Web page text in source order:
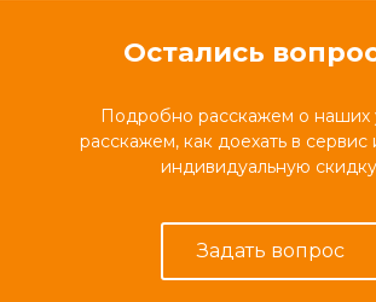
Остались
Подробно расскажем о наших
расскажем, как доехать в сервис
индивидуальную
Задать вопрос